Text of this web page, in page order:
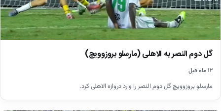
گل دوم النصر به الاهلی (مارسلو بروزوویچ)
۱۲ ماه قبل
مارسلو بروزوویچ گل دوم النصر را وارد دروازه الاهلی کرد.